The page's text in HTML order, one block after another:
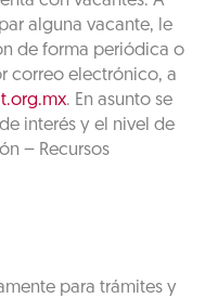
alguna vacante, le
de forma periódica o
correo electrónico, a
. En asunto se
interés y el nivel de
– Recursos
para trámites y